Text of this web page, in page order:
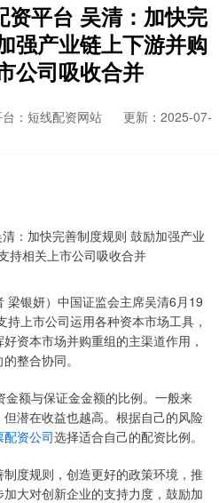
资平台 吴清：加快完
强产业链上下游并购
公司吸收合并
：短线配资网站
更新：2025-07-
银妍）中国证监会主席吴清6月19
上市公司运用各种资本市场工具，
资本市场并购重组的主渠道作用，
整合协同。
额与保证金金额的比例。一般来
潜在收益也越高。根据自己的风险
资公司选择适合自己的配资比例。
度规则，创造更好的政策环境，推
大对创新企业的支持力度，鼓励加